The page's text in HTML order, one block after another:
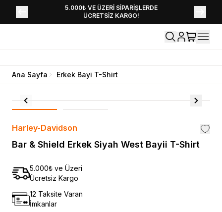
5.000₺ VE ÜZERİ SİPARİŞLERDE
ÜCRETSİZ KARGO!
YENİ SEZON KOLEKSİYONU EKLENDİ,
HEMEN KEŞFET!
Ana Sayfa Erkek Bayi T-Shirt
Harley-Davidson
Bar & Shield Erkek Siyah West Bayii T-Shirt
5.000₺ ve Üzeri
Ücretsiz Kargo
12 Taksite Varan
İmkanlar